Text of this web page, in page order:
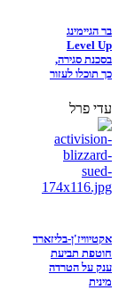
בר הגיימינג
Level Up
בסכנת סגירה,
כך תוכלו לעזור
עדי פרל
אקטיוויז'ן-בליזארד
חוטפת תביעת
ענק על הטרדה
מינית